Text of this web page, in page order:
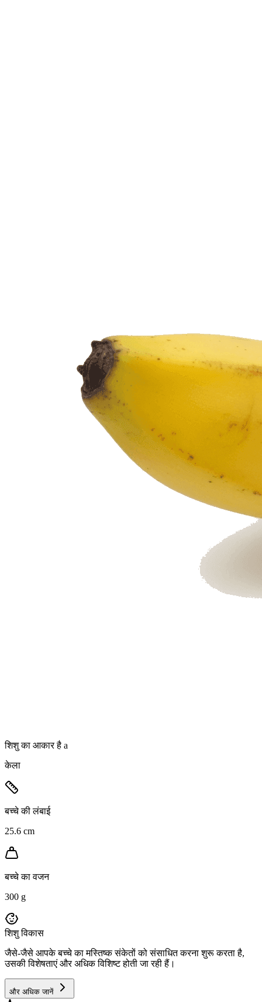
शिशु का आकार है a
केला
बच्चे की लंबाई
25.6 cm
बच्चे का वजन
300 g
शिशु विकास
जैसे-जैसे आपके बच्चे का मस्तिष्क संकेतों को संसाधित करना शुरू करता है,
उसकी विशेषताएं और अधिक विशिष्ट होती जा रही हैं।
और अधिक जानें